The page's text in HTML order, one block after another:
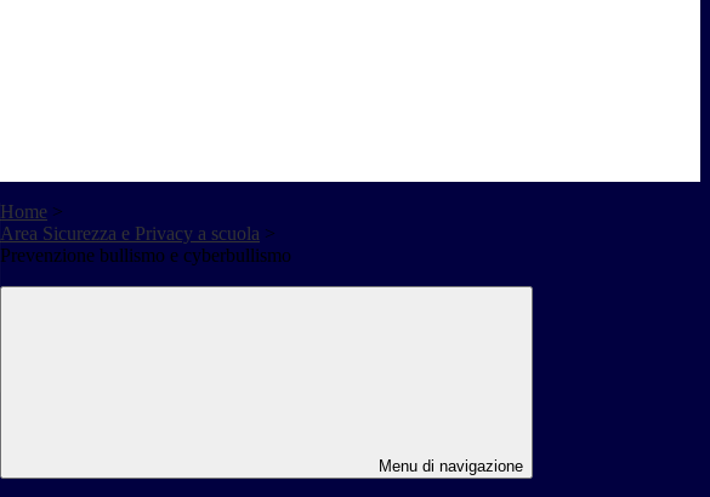
Home >
Area Sicurezza e Privacy a scuola >
Prevenzione bullismo e cyberbullismo
Menu di navigazione